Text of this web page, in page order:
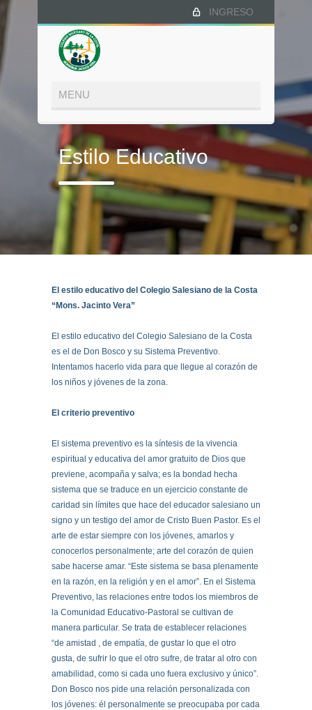
INGRESO
Estilo Educativo
El estilo educativo del Colegio Salesiano de la Costa
“Mons. Jacinto Vera”
El estilo educativo del Colegio Salesiano de la Costa
es el de Don Bosco y su Sistema Preventivo.
Intentamos hacerlo vida para que llegue al corazón de
los niños y jóvenes de la zona.
El criterio preventivo
El sistema preventivo es la síntesis de la vivencia
espiritual y educativa del amor gratuito de Dios que
previene, acompaña y salva; es la bondad hecha
sistema que se traduce en un ejercicio constante de
caridad sin límites que hace del educador salesiano un
signo y un testigo del amor de Cristo Buen Pastor. Es el
arte de estar siempre con los jóvenes, amarlos y
conocerlos personalmente; arte del corazón de quien
sabe hacerse amar. “Este sistema se basa plenamente
en la razón, en la religión y en el amor”. En el Sistema
Preventivo, las relaciones entre todos los miembros de
la Comunidad Educativo-Pastoral se cultivan de
manera particular. Se trata de establecer relaciones
“de amistad , de empatía, de gustar lo que el otro
gusta, de sufrir lo que el otro sufre, de tratar al otro con
amabilidad, como si cada uno fuera exclusivo y único”.
Don Bosco nos pide una relación personalizada con
los jóvenes: él personalmente se preocupaba por cada